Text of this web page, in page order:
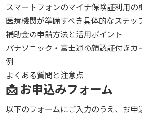
スマートフォンのマイナ保険証利用の
医療機関が準備すべき具体的なステッ
補助金の申請方法と活用ポイント
パナソニック・富士通の顔認証付き
例
よくある質問と注意点
📩 お申込みフォーム
以下のフォームにご入力のうえ、お申